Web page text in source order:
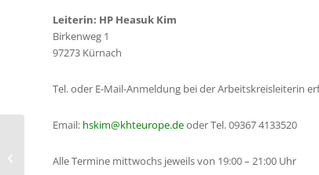
Leiterin: HP Heasuk Kim
Birkenweg 1
97273 Kürnach
Tel. oder E-Mail-Anmeldung bei der Arbeitskreisleiterin
Email: hskim@khteurope.deoder Tel. 09367 4133520
Alle Termine mittwochs jeweils von 19:00 – 21:00 Uhr
koreanische Handakupunktur und